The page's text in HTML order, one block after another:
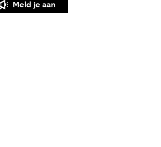
Meld je aan